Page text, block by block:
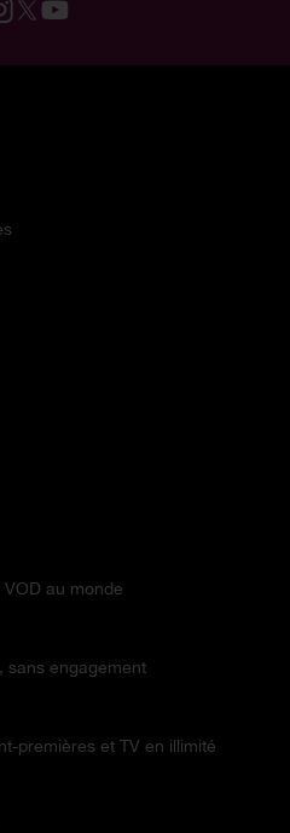
au monde
sans engagement
premières et TV en illimité